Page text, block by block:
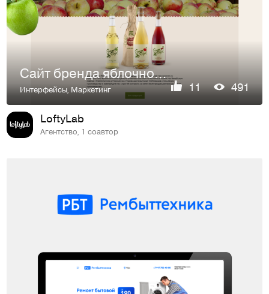
Сайт бренда яблочного сидра Pomme Royal
Интерфейсы,Маркетинг 11 491
LoftyLab
Агентство, 1 соавтор